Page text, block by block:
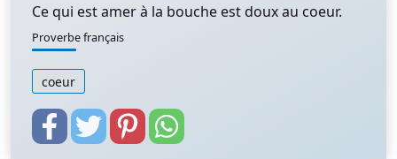
Ce qui est amer à la bouche est doux au coeur.
Proverbe français
coeur